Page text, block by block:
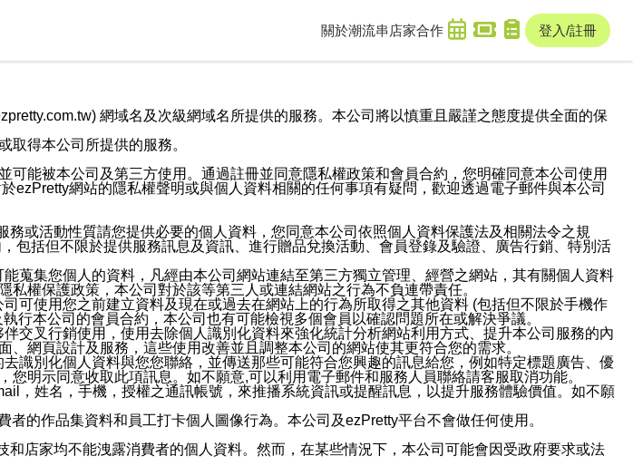
關於潮流串 店家合作 登入/註冊
網域名及次級網域名所提供的服務。本公司將以慎重且嚴謹之態度提供全面的保
取得本公司所提供的服務。
能被本公司及第三方使用。通過註冊並同意隱私權政策和會員合約，您明確同意本公司使用
網站的隱私權聲明或與個人資料相關的任何事項有疑問，歡迎透過電子郵件與本公司
或活動性質請您提供必要的個人資料，您同意本公司依照個人資料保護法及相關法令之規
包括但不限於提供服務訊息及資訊、進行贈品兌換活動、會員登錄及驗證、廣告行銷、特別活
蒐集您個人的資料，凡經由本公司網站連結至第三方獨立管理、經營之網站，其有關個人資料
權保護政策，本公司對於該等第三人或連結網站之行為不負連帶責任。
可使用您之前建立資料及現在或過去在網站上的行為所取得之其他資料 (包括但不限於手機作
本公司的會員合約，本公司也有可能檢視多個會員以確認問題所在或解決爭議。
交叉行銷使用，使用去除個人識別化資料來強化統計分析網站利用方式、提升本公司服務的內
網頁設計及服務，這些使用改善並且調整本公司的網站使其更符合您的需求。
識別化個人資料與您您聯絡，並傳送那些可能符合您興趣的訊息給您，例如特定標題廣告、優
明示同意收取此項訊息。如不願意,可以利用電子郵件和服務人員聯絡請客服取消功能。
，姓名，手機，授權之通訊帳號，來推播系統資訊或提醒訊息，以提升服務體驗價值。如不願
的作品集資料和員工打卡個人圖像行為。本公司及ezPretty平台不會做任何使用。
店家均不能洩露消費者的個人資料。然而，在某些情況下，本公司可能會因受政府要求或法